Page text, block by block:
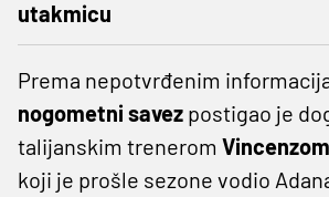
utakmicu
Prema nepotvrđenim
nogometni savez postigao je
talijanskim trenerom
koji je prošle sezone vodio